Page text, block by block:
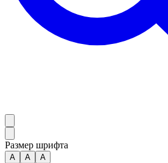
Размер шрифта
А A A